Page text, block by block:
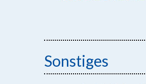
Sonstiges